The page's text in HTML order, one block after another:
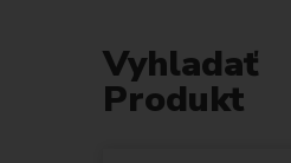
Vyhladať
Produkt